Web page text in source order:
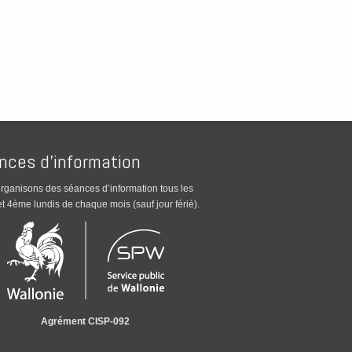
d’information
des séances d’information tous les
4ème lundis de chaque mois (sauf jour férié).
Agrément CISP-092